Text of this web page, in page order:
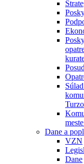
Dane a
VZN
Dane